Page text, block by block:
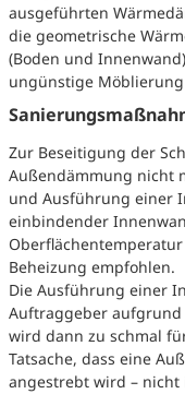
ausgeführten
die geometrische
(Boden und Innenwand)
ungünstige Möblierung
Zur Beseitigung der
Außendämmung nicht
und Ausführung einer
einbindender
Beheizung empfohlen.
Die Ausführung einer
Auftraggeber aufgrund
wird dann zu schmal
Tatsache, dass eine
angestrebt wird – nicht